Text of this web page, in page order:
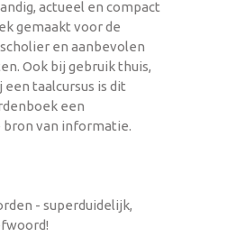
actueel en compact
gemaakt voor de
en aanbevolen
Ook bij gebruik thuis,
taalcursus is dit
een
van informatie.
- superduidelijk,